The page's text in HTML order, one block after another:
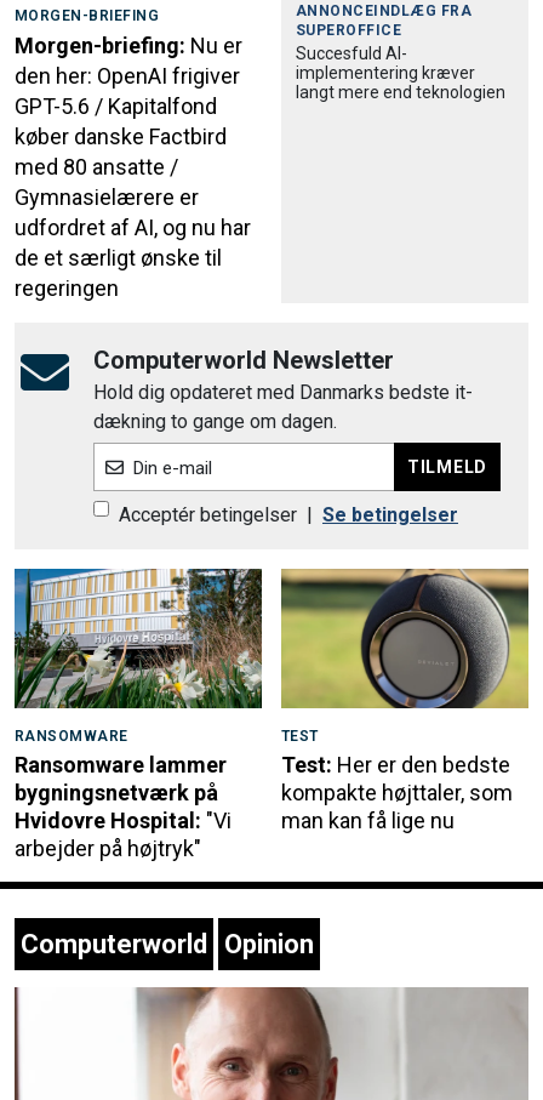
MORGEN-BRIEFING
Morgen-briefing: Nu er
den her: OpenAI frigiver
GPT-5.6 / Kapitalfond
køber danske Factbird
med 80 ansatte /
Gymnasielærere er
udfordret af AI, og nu har
de et særligt ønske til
regeringen
ANNONCEINDLÆG FRA
SUPEROFFICE
Succesfuld AI-
implementering kræver
langt mere end teknologien
Computerworld Newsletter
Hold dig opdateret med Danmarks bedste it-
dækning to gange om dagen.
Din e-mail TILMELD
Acceptér betingelser Se betingelser
RANSOMWARE
Ransomware lammer
bygningsnetværk på
Hvidovre Hospital: "Vi
arbejder på højtryk"
TEST
Test: Her er den bedste
kompakte højttaler, som
man kan få lige nu
Computerworld Opinion